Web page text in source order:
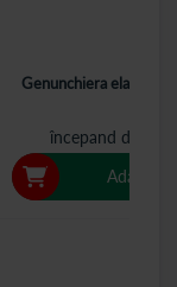
Genunchiera elastica,
începand de la
Adaugă